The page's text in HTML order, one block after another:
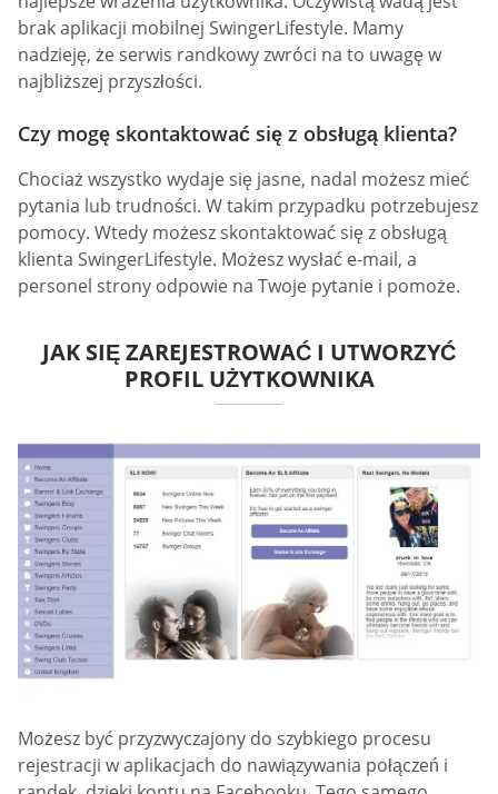
brak aplikacji mobilnej SwingerLifestyle. Mamy
nadzieję, że serwis randkowy zwróci na to uwagę w
najbliższej przyszłości.
Czy mogę skontaktować się z obsługą klienta?
Chociaż wszystko wydaje się jasne, nadal możesz mieć
pytania lub trudności. W takim przypadku potrzebujesz
pomocy. Wtedy możesz skontaktować się z obsługą
klienta SwingerLifestyle. Możesz wysłać e-mail, a
personel strony odpowie na Twoje pytanie i pomoże.
JAK SIĘ ZAREJESTROWAĆ I UTWORZYĆ
PROFIL UŻYTKOWNIKA
Możesz być przyzwyczajony do szybkiego procesu
rejestracji w aplikacjach do nawiązywania połączeń i